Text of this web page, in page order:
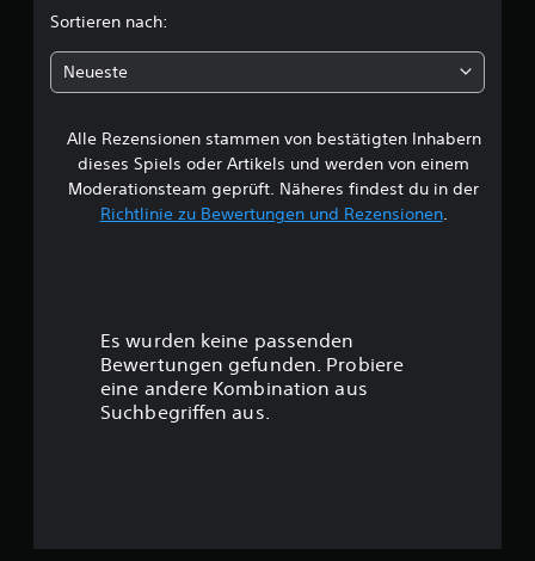
h
e
B
e
:
Sortieren nach:
Neueste
Alle Rezensionen stammen von bestätigten Inhabern
dieses Spiels oder Artikels und werden von einem
Moderationsteam geprüft. Näheres findest du in der
Richtlinie zu Bewertungen und Rezensionen.
Es wurden keine passenden
Bewertungen gefunden. Probiere
eine andere Kombination aus
Suchbegriffen aus.